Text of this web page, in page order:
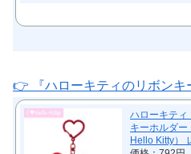
👉 『ハローキティのリボン
ハローキティ
キーホルダー
Hello Kitty）